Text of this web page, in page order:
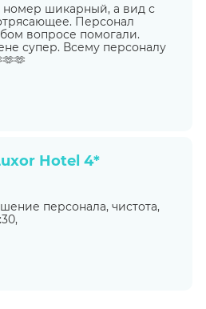
номер шикарный, а вид с
Персонал
вопросе помогали.
супер. Всему персоналу
Hotel 4*
персонала, чистота,